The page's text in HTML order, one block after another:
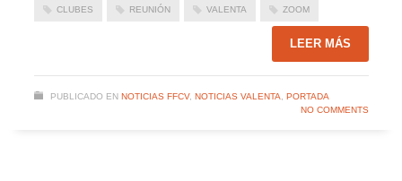
CLUBES REUNIÓN VALENTA ZOOM
LEER MÁS
PUBLICADO EN NOTICIAS FFCV, NOTICIAS VALENTA, PORTADA
NO COMMENTS